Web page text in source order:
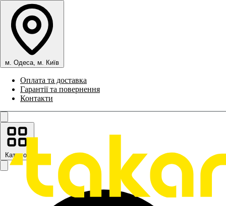
м. Одеса, м. Київ
Оплата та доставка
Гарантії та повернення
Контакти
Каталог